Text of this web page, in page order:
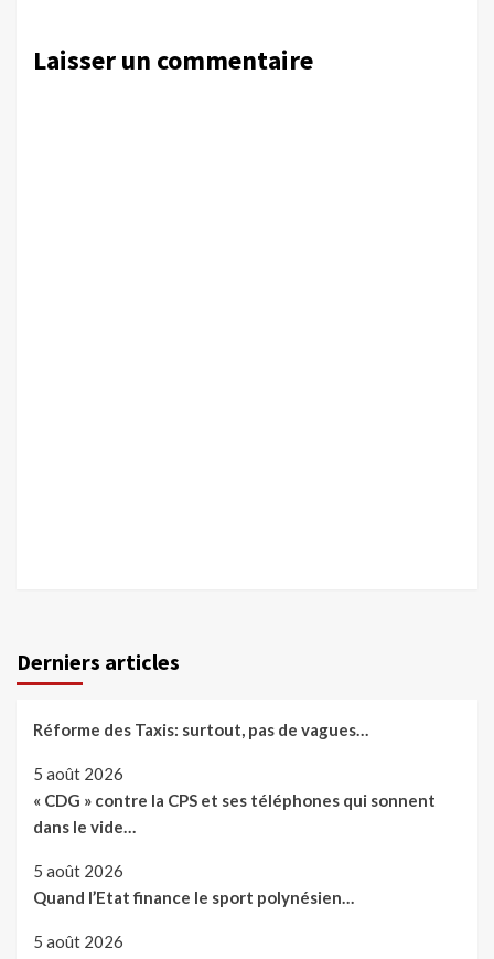
Laisser un commentaire
Derniers articles
Réforme des Taxis: surtout, pas de vagues…
5 août 2026
« CDG » contre la CPS et ses téléphones qui sonnent
dans le vide…
5 août 2026
Quand l’Etat finance le sport polynésien…
5 août 2026